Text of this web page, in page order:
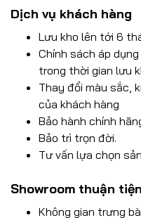
Dịch vụ khách hàng
Lưu kho lên tới 6
Chính sách áp
trong thời gian lưu
Thay đổi màu sắc,
của khách hàng
Bảo hành chính
Bảo trì trọn đời.
Tư vấn lựa chọn
Showroom thuận tiện
Không gian trưng